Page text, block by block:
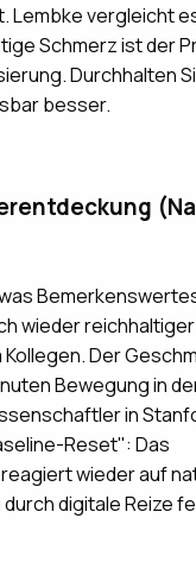
Lembke vergleicht
Schmerz ist der
Durchhalten
besser.
wieder reichhaltiger
Der
Bewegung in
in
Reset": Das
wieder auf
digitale Reize